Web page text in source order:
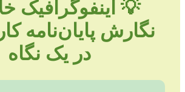
💡 اینفوگرافیک
نگارش پایان‌نامه
در یک نگاه